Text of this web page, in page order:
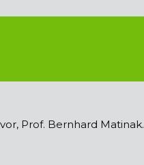
Prof. Bernhard Matinak.